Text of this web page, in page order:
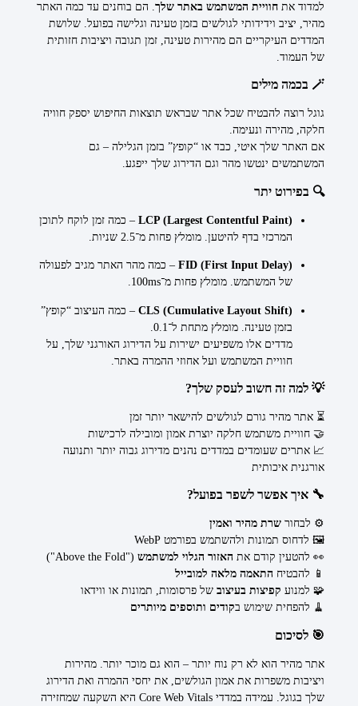
למדוד אתחוויית המשתמש באתר שלך. הם בוחנים עד כמה האתר
מהיר, יציב וידידותי לגולשים בזמן טעינה וגלישה בפועל. שלושת
המדדים העיקריים הם מהירות טעינה, זמן תגובה ויציבות חזותית
של העמוד.
🪄 בכמה מילים
גוגל רוצה להבטיח שכל אתר שבראש תוצאות החיפוש יספק חוויה
חלקה, מהירה ונעימה.
אם האתר שלך איטי, כבד או “קופץ” בזמן הגלילה – גם
המשתמשים ינטשו מהר וגם הדירוג שלך ייפגע.
🔍 בפירוט יתר
LCP (Largest Contentful Paint) – כמה זמן לוקח לתוכן
המרכזי בדף להיטען. מומלץ פחות מ־2.5 שניות.
FID (First Input Delay) – כמה מהר האתר מגיב לפעולה
של המשתמש. מומלץ פחות מ־100ms.
CLS (Cumulative Layout Shift) – כמה העיצוב “קופץ”
בזמן טעינה. מומלץ מתחת ל־0.1.
מדדים אלו משפיעים ישירות על הדירוג האורגני שלך, על
חוויית המשתמש ועל אחוזי ההמרה באתר.
💡 למה זה חשוב לעסק שלך?
⏳ אתר מהיר גורם לגולשים להישאר יותר זמן
🤝 חוויית משתמש חלקה יוצרת אמון ומובילה לרכישות
📈 אתרים שעומדים במדדים נהנים מדירוג גבוה יותר ותנועה
אורגנית איכותית
🔧 איך אפשר לשפר בפועל?
⚙️ לבחורשרת מהיר ואמין
🖼️ לדחוס תמונות ולהשתמש בפורמט WebP
👀 להטעין קודם את האזור הגלוי למשתמש ("Above the Fold")
📱 להבטיח התאמה מלאה למובייל
🧩 למנוע קפיצות בעיצוב של פרסומות, תמונות או ווידאו
🧹 להפחית שימוש בקודים ותוספים מיותרים
🎯 לסיכום
אתר מהיר הוא לא רק נוח יותר – הוא גם מוכר יותר. מהירות
ויציבות משפרות את אמון הגולשים, את יחסי ההמרה ואת הדירוג
שלך בגוגל. עמידה במדדי Core Web Vitals היא השקעה שמחזירה